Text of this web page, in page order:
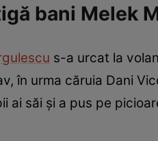
bani Melek
s-a urcat la
în urma căruia Dani
ai săi și a pus pe